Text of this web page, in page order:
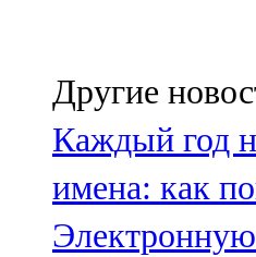
Другие
Каждый год
имена: как